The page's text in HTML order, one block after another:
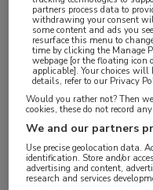
In de aanstaande
gezocht naar
Aandachtsgebieden:
Maag-darm-
Tags:
biomarker, BRAF,
partners process data to
withdrawing your consent
some content and ads you
resurface this menu to
time by clicking the Manage
webpage [or the floating
applicable]. Your choices
details, refer to our Privacy
Would you rather not? Then
cookies, these do not record
We and our partners
Use precise geolocation data.
identification. Store and/or
advertising and content,
research and services